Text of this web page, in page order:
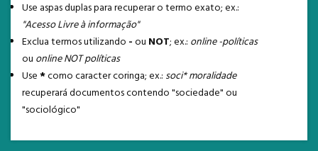
Use aspas duplas para recuperar o termo exato; ex.:
"Acesso Livre à informação"
Exclua termos utilizando -ou NOT; ex.: online -políticas
ou online NOT políticas
Use*como caracter coringa; ex.: soci* moralidade
recuperará documentos contendo "sociedade" ou
"sociológico"